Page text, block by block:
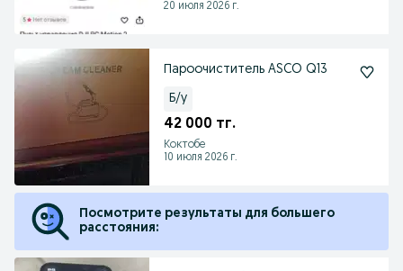
20 июля 2026 г.
Пароочиститель ASCO Q13
Б/у
42 000 тг.
Коктобе
10 июля 2026 г.
Посмотрите результаты для большего
расстояния: